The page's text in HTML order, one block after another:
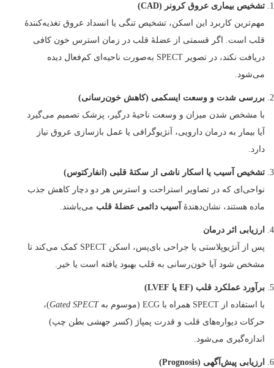
تشخیص بیماری عروق کرونر (CAD)
مهم‌ترین کاربرد این اسکن، تشخیص تنگی یا انسداد عروق تغذیه‌کنندهٔ
قلب است. اگر قسمتی از عضلهٔ قلب در زمان استرس خون کافی
دریافت نکند، در تصویر SPECT به‌صورت ناحیه‌ای کم‌فعال دیده
می‌شود.
بررسی شدت و وسعت ایسکمی (کاهش خون‌رسانی)
با مشخص شدن میزان و وسعت ناحیهٔ درگیر، پزشک تصمیم می‌گیرد
آیا بیمار به درمان دارویی، آنژیوگرافی یا عمل بازسازی عروق نیاز
دارد.
تشخیص آسیب یا اسکار ناشی از سکتهٔ قلبی (انفارکتوس)
نواحی‌ای که در تصاویر استراحت و استرس هر دو دچار کاهش جذب
ماده هستند، نشان‌دهندهٔ آسیب دائمی عضلهٔ قلب می‌باشند.
ارزیابی اثر درمان
پس از آنژیوپلاستی یا جراحی بای‌پس، اسکن SPECT کمک می‌کند تا
مشخص شود آیا خون‌رسانی به قلب بهبود یافته است یا خیر.
برآورد عملکرد قلب (EF یا LVEF)
با استفاده از SPECT همراه با ECG (موسوم به
Gated SPECT)،
حرکات دیواره‌های قلب و قدرت پمپاژ (کسر جهشی بطن چپ)
اندازه‌گیری می‌شود.
ارزیابی پیش‌آگهی (Prognosis)